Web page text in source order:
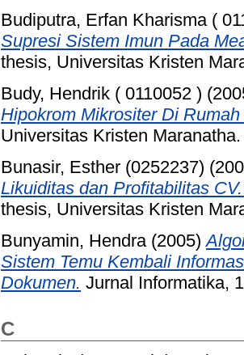
Budiputra, Erfan Kharisma (
Supresi Sistem Imun Pada
thesis, Universitas Kristen
Budy, Hendrik ( 0110052 )
Hipokrom Mikrositer Di
Universitas Kristen Maranatha.
Bunasir, Esther (0252237)
Likuiditas dan Profitabilitas
thesis, Universitas Kristen
Bunyamin, Hendra (2005)
Sistem Temu Kembali
Dokumen. Jurnal Informatika,
C